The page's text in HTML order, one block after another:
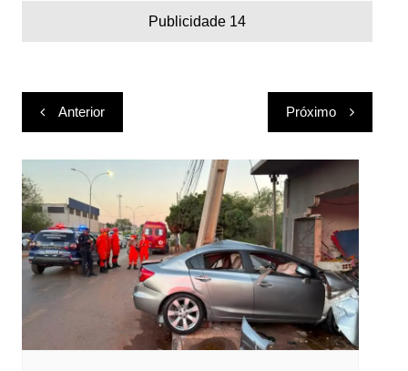
Publicidade 14
Navegação
de
Post
Anterior Próximo